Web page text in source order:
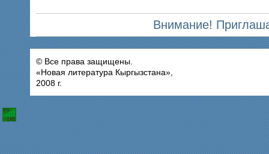
Внимание!
© Все права защищены.
«Новая литература Кыргызстана»,
2008 г.